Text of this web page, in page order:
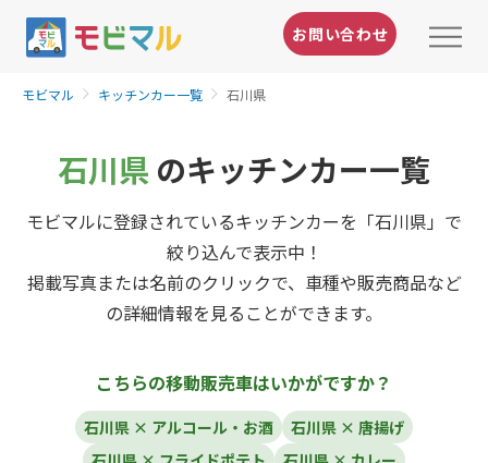
お問い合わせ
モビマル キッチンカー一覧 石川県
石川県 のキッチンカー一覧
モビマルに登録されているキッチンカーを「石川県」で
絞り込んで表示中！
掲載写真または名前のクリックで、車種や販売商品など
の詳細情報を見ることができます。
こちらの移動販売車はいかがですか？
石川県 × アルコール・お酒
石川県 × 唐揚げ